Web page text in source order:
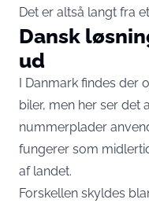
Det er altså langt fra
Dansk
ud
I Danmark findes der
biler, men her ser det
nummerplader
fungerer som
af landet.
Forskellen skyldes